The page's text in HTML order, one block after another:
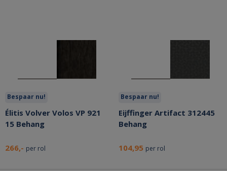
Bespaar nu!
Élitis Volver Volos VP 921
15 Behang
266,- per rol
Bespaar nu!
Eijffinger Artifact 312445
Behang
104,95 per rol